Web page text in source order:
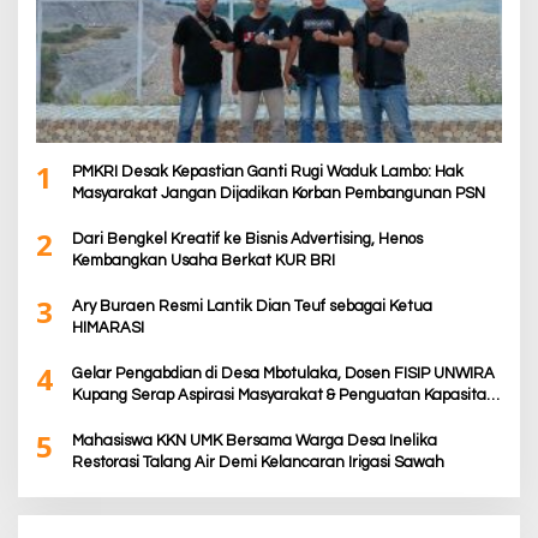
1
PMKRI Desak Kepastian Ganti Rugi Waduk Lambo: Hak
Masyarakat Jangan Dijadikan Korban Pembangunan PSN
2
Dari Bengkel Kreatif ke Bisnis Advertising, Henos
Kembangkan Usaha Berkat KUR BRI
3
Ary Buraen Resmi Lantik Dian Teuf sebagai Ketua
HIMARASI
4
Gelar Pengabdian di Desa Mbotulaka, Dosen FISIP UNWIRA
Kupang Serap Aspirasi Masyarakat & Penguatan Kapasitas
5
Mahasiswa KKN UMK Bersama Warga Desa Inelika
Restorasi Talang Air Demi Kelancaran Irigasi Sawah